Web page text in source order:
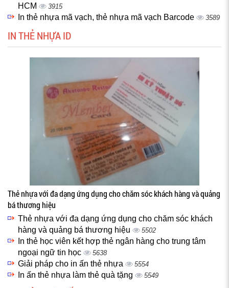
HCM
3915
In thẻ nhựa mã vạch, thẻ nhựa mã vạch Barcode 3589
IN THẺ NHỰA ID
Thẻ nhựa với đa dạng ứng dụng cho chăm sóc khách hàng và quảng
bá thương hiệu
Thẻ nhựa với đa dạng ứng dụng cho chăm sóc khách
hàng và quảng bá thương hiệu
5502
In thẻ học viên kết hợp thẻ ngân hàng cho trung tâm
ngoại ngữ tin học
5638
Giải pháp cho in ấn thẻ nhựa 5554
In ấn thẻ nhựa làm thẻ quà tặng 5549